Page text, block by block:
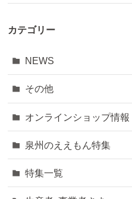
カテゴリー
NEWS
その他
オンラインショップ情報
泉州のええもん特集
特集一覧